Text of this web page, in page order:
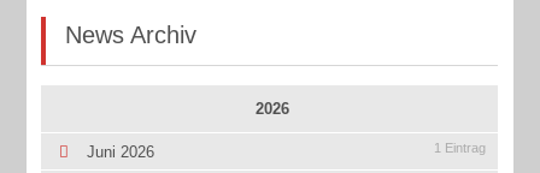
News Archiv
2026
Juni 2026 1 Eintrag